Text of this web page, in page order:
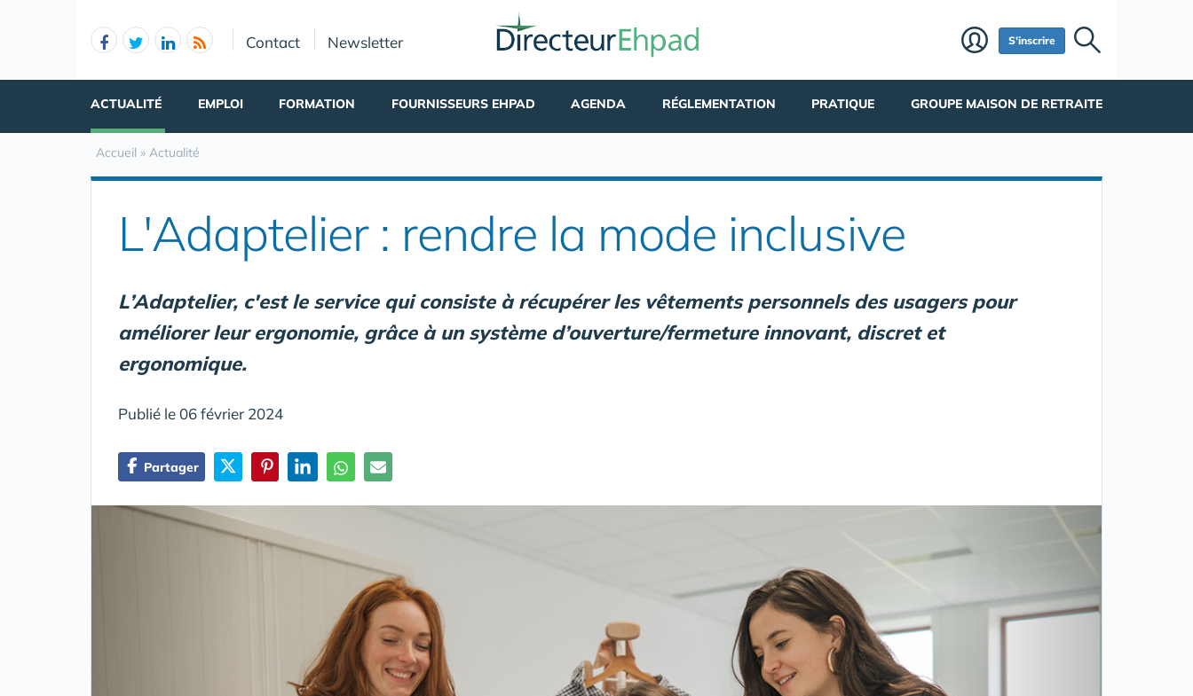
Contact Newsletter S'inscrire
ACTUALITÉ EMPLOI FORMATION FOURNISSEURS EHPAD AGENDA RÉGLEMENTATION PRATIQUE GROUPE MAISON DE RETRAITE
Accueil » Actualité
L'Adaptelier : rendre la mode inclusive
L’Adaptelier, c'est le service qui consiste à récupérer les vêtements personnels des usagers pour
améliorer leur ergonomie, grâce à un système d’ouverture/fermeture innovant, discret et
ergonomique.
Publié le 06 février 2024
Partager